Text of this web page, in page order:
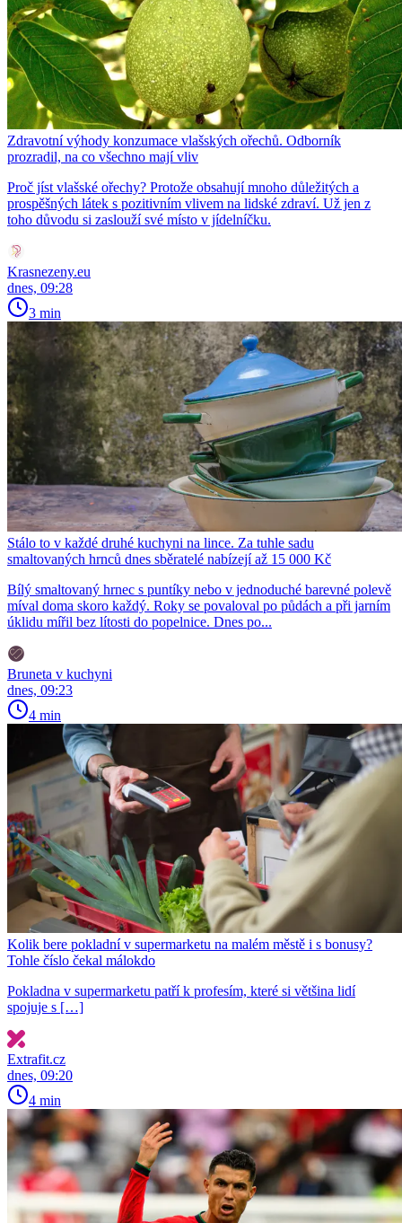
Zdravotní výhody konzumace vlašských ořechů. Odborník
prozradil, na co všechno mají vliv
Proč jíst vlašské ořechy? Protože obsahují mnoho důležitých a
prospěšných látek s pozitivním vlivem na lidské zdraví. Už jen z
toho důvodu si zaslouží své místo v jídelníčku.
Krasnezeny.eu
dnes, 09:28
3 min
Stálo to v každé druhé kuchyni na lince. Za tuhle sadu
smaltovaných hrnců dnes sběratelé nabízejí až 15 000 Kč
Bílý smaltovaný hrnec s puntíky nebo v jednoduché barevné polevě
míval doma skoro každý. Roky se povaloval po půdách a při jarním
úklidu mířil bez lítosti do popelnice. Dnes po...
Bruneta v kuchyni
dnes, 09:23
4 min
Kolik bere pokladní v supermarketu na malém městě i s bonusy?
Tohle číslo čekal málokdo
Pokladna v supermarketu patří k profesím, které si většina lidí
spojuje s […]
Extrafit.cz
dnes, 09:20
4 min